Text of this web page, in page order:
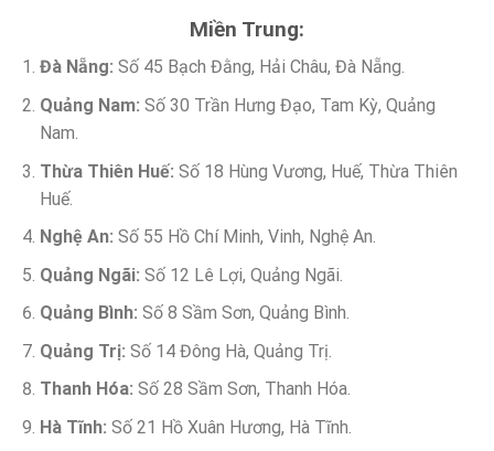
Miền Trung:
Đà Nẵng: Số 45 Bạch Đằng, Hải Châu, Đà Nẵng.
Quảng Nam: Số 30 Trần Hưng Đạo, Tam Kỳ, Quảng
Nam.
Thừa Thiên Huế: Số 18 Hùng Vương, Huế, Thừa Thiên
Huế.
Nghệ An: Số 55 Hồ Chí Minh, Vinh, Nghệ An.
Quảng Ngãi: Số 12 Lê Lợi, Quảng Ngãi.
Quảng Bình: Số 8 Sầm Sơn, Quảng Bình.
Quảng Trị: Số 14 Đông Hà, Quảng Trị.
Thanh Hóa: Số 28 Sầm Sơn, Thanh Hóa.
Hà Tĩnh: Số 21 Hồ Xuân Hương, Hà Tĩnh.